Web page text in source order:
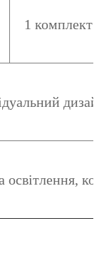
1 комплект
освітлення,